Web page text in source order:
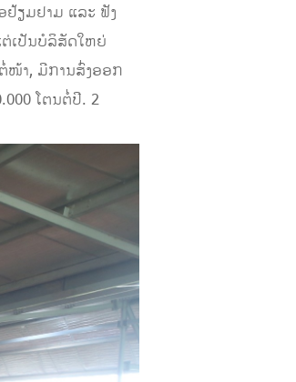
ຢ້ຽມຢາມ ແລະ ຟັງ
ຕ່ເປັນບໍລິສັດໃຫຍ່
ໜ້າ, ມີການສົ່ງອອກ
ໂຕນຕໍ່ປີ. 2